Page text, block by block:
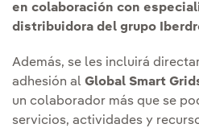
en colaboración con
distribuidora del grupo
Además, se les incluirá
adhesión al Global Smart
un colaborador más que se
servicios, actividades y